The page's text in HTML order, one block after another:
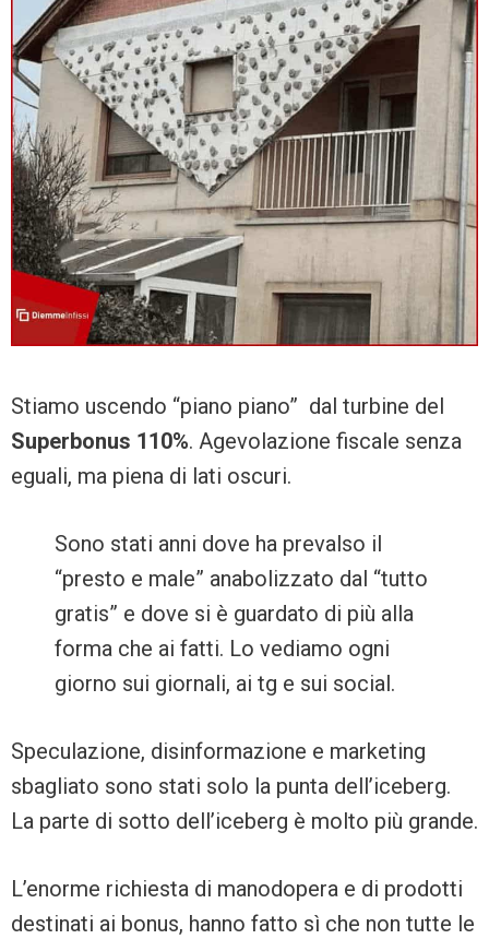
Stiamo uscendo “piano piano” dal turbine del
Superbonus 110%. Agevolazione fiscale senza
eguali, ma piena di lati oscuri.
Sono stati anni dove ha prevalso il
“presto e male” anabolizzato dal “tutto
gratis” e dove si è guardato di più alla
forma che ai fatti. Lo vediamo ogni
giorno sui giornali, ai tg e sui social.
Speculazione, disinformazione e marketing
sbagliato sono stati solo la punta dell’iceberg.
La parte di sotto dell’iceberg è molto più grande.
L’enorme richiesta di manodopera e di prodotti
destinati ai bonus, hanno fatto sì che non tutte le